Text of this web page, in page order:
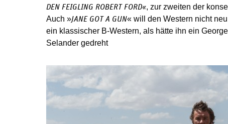
DEN FEIGLING ROBERT FORD«, zur zweiten der
Auch »JANE GOT A GUN« will den Western nicht
ein klassischer B-Western, als hätte ihn ein
Selander gedreht